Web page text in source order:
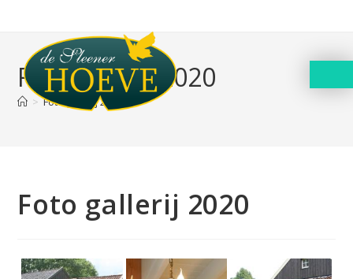
Foto gallerij 2020
> Foto gallerij 2020
Foto gallerij 2020